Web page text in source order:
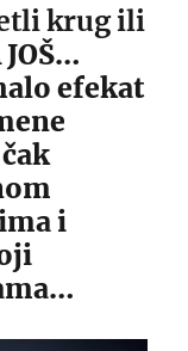
krug ili
JOŠ…
efekat
i